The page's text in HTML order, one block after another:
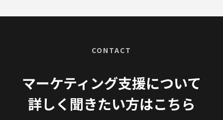
CONTACT
マーケティング支援について
詳しく聞きたい方はこちら